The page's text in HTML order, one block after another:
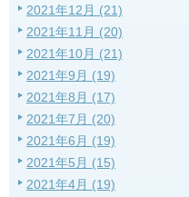
2021年12月 (21)
2021年11月 (20)
2021年10月 (21)
2021年9月 (19)
2021年8月 (17)
2021年7月 (20)
2021年6月 (19)
2021年5月 (15)
2021年4月 (19)